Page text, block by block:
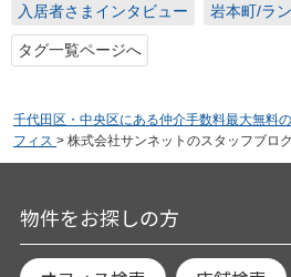
入居者さまインタビュー 岩本町/ラ
タグ一覧ページへ
千代田区・中央区にある仲介手数料最大無料
フィス > 株式会社サンネットのスタッフブロ
物件をお探しの方